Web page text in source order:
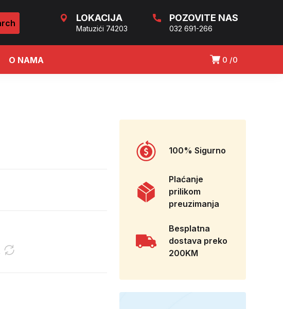
LOKACIJA
Matuzići 74203
POZOVITE NAS
032 691-266
0 0
O NAMA
100% Sigurno
Plaćanje
prilikom
preuzimanja
Besplatna
dostava preko
200KM